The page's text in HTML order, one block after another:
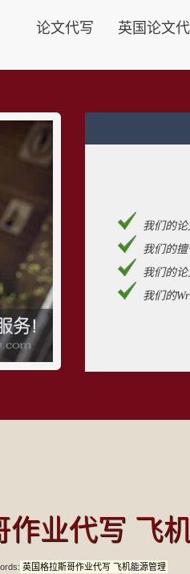
论文代写 英国论文
我们的
我们的擅
我们的论
我们的
作业代写 飞
英国格拉斯哥作业代写 飞机能源管理